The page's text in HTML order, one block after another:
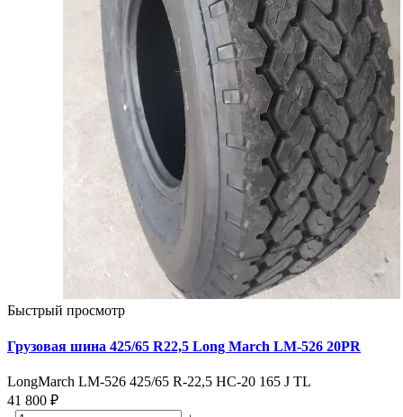
Быстрый просмотр
Грузовая шина 425/65 R22,5 Long March LM-526 20PR
LongMarch LM-526 425/65 R-22,5 НС-20 165 J TL
41 800 ₽